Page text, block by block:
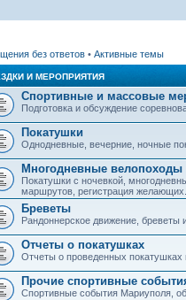
без ответов • Активные темы
И МЕРОПРИЯТИЯ
Спортивные и массовые
Подготовка и обсуждение
Покатушки
Однодневные, вечерние, ночные
Многодневные велопоходы
Покатушки с ночевкой,
маршрутов, регистрация желающих.
Бреветы
Рандоннерское движение, бреветы
Отчеты о покатушках
Отчеты о проведенных покатушках
Прочие спортивные
Спортивные события Мариуполя,